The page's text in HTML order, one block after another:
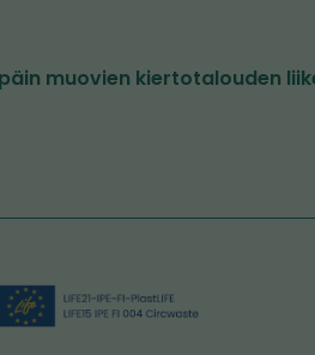
muovien kiertotalouden